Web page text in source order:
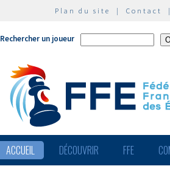
Plan du site | Contact
Rechercher un joueur
ACCUEIL DÉCOUVRIR FFE